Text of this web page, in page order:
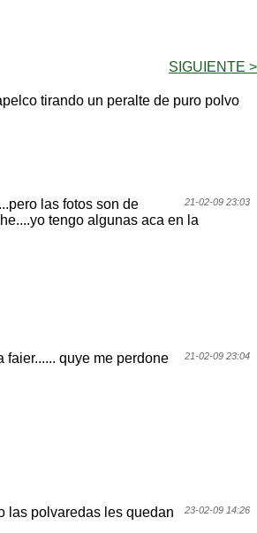
SIGUIENTE >
tirando un peralte de puro polvo
21-02-09 23:03
las fotos son de
tengo algunas aca en la
21-02-09 23:04
faier...... quye me perdone
23-02-09 14:26
las polvaredas les quedan